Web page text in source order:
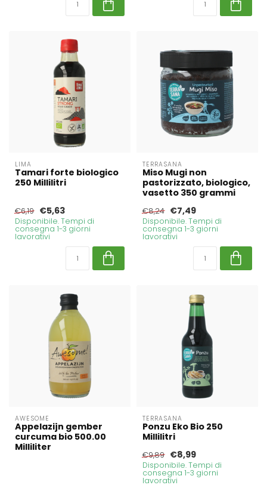
LIMA
Tamari forte biologico
250 Millilitri
€6,19 €5,63
Disponibile. Tempi di
consegna 1-3 giorni
lavorativi
TERRASANA
Miso Mugi non
pastorizzato, biologico,
vasetto 350 grammi
€8,24 €7,49
Disponibile. Tempi di
consegna 1-3 giorni
lavorativi
AWESOME
Appelazijn gember
curcuma bio 500.00
Milliliter
TERRASANA
Ponzu Eko Bio 250
Millilitri
€9,89 €8,99
Disponibile. Tempi di
consegna 1-3 giorni
lavorativi